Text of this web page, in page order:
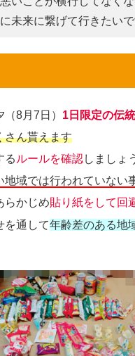
未来に繋げて行きたいで
8月7日） 1日限定の伝
さん貰えます
る ルールを確認しましょ
地域では行われていない
らかじめ貼り紙をして回
を通して年齢差のある地